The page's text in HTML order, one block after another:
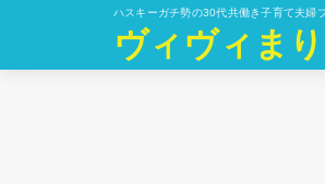
ハスキーガチ勢の30代共働き子育て夫婦
ヴィヴィま